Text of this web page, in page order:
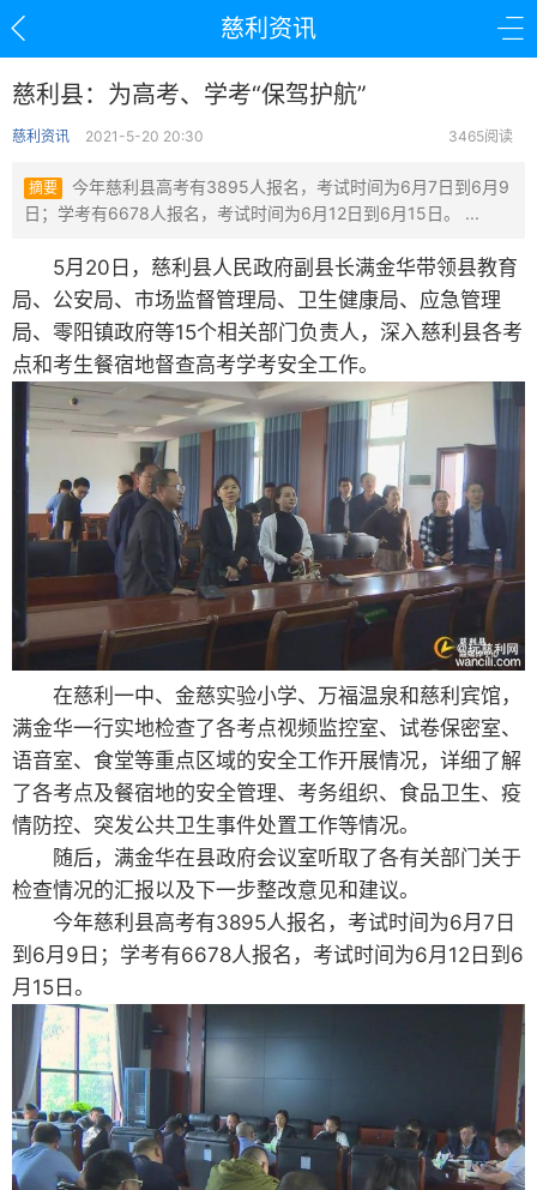
慈利资讯
慈利县：为高考、学考“保驾护航”
慈利资讯 2021-5-20 20:30 3465阅读
摘要
今年慈利县高考有3895人报名，考试时间为6月7日到6月9
日；学考有6678人报名，考试时间为6月12日到6月15日。 ...
5月20日，慈利县人民政府副县长满金华带领县教育
局、公安局、市场监督管理局、卫生健康局、应急管理
局、零阳镇政府等15个相关部门负责人，深入慈利县各考
点和考生餐宿地督查高考学考安全工作。
在慈利一中、金慈实验小学、万福温泉和慈利宾馆，
满金华一行实地检查了各考点视频监控室、试卷保密室、
语音室、食堂等重点区域的安全工作开展情况，详细了解
了各考点及餐宿地的安全管理、考务组织、食品卫生、疫
情防控、突发公共卫生事件处置工作等情况。
随后，满金华在县政府会议室听取了各有关部门关于
检查情况的汇报以及下一步整改意见和建议。
今年慈利县高考有3895人报名，考试时间为6月7日
到6月9日；学考有6678人报名，考试时间为6月12日到6
月15日。